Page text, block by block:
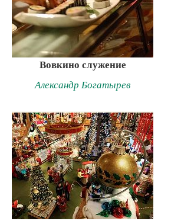
Вовкино служение
Александр Богатырев